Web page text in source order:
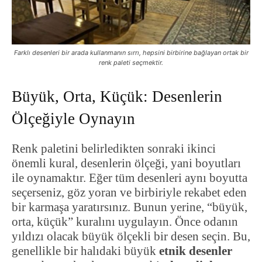
Farklı desenleri bir arada kullanmanın sırrı, hepsini birbirine bağlayan ortak bir
renk paleti seçmektir.
Büyük, Orta, Küçük: Desenlerin
Ölçeğiyle Oynayın
Renk paletini belirledikten sonraki ikinci
önemli kural, desenlerin ölçeği, yani boyutları
ile oynamaktır. Eğer tüm desenleri aynı boyutta
seçerseniz, göz yoran ve birbiriyle rekabet eden
bir karmaşa yaratırsınız. Bunun yerine, “büyük,
orta, küçük” kuralını uygulayın. Önce odanın
yıldızı olacak büyük ölçekli bir desen seçin. Bu,
genellikle bir halıdaki büyük etnik desenler